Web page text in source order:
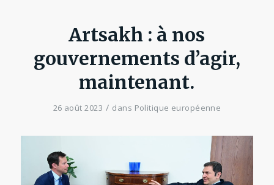
Artsakh : à nos
gouvernements d’agir,
maintenant.
26 août 2023 / dans Politique européenne